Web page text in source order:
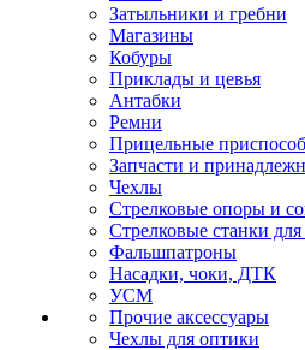
Затыльники и гребни
Магазины
Кобуры
Приклады и цевья
Антабки
Ремни
Прицельные
Запчасти и
Чехлы
Стрелковые опоры и
Стрелковые станки
Фальшпатроны
Насадки, чоки, ДТК
УСМ
Прочие аксессуары
Чехлы для оптики